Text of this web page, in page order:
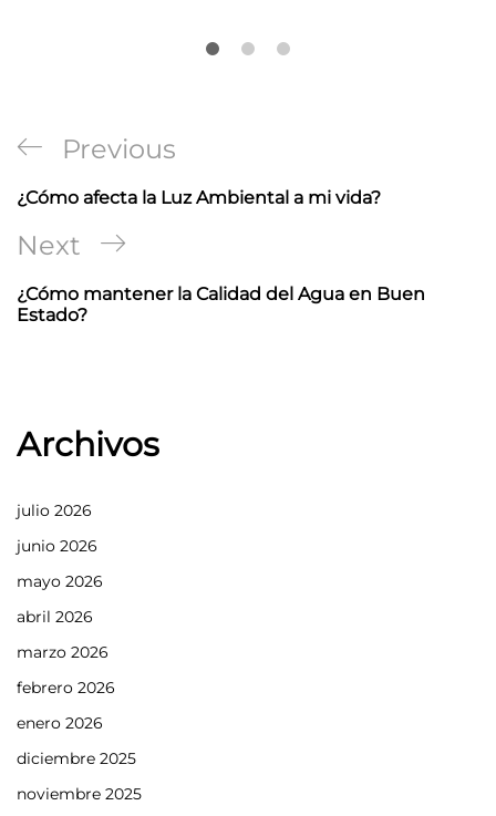
Navegación
de
entradas
Previous
Post
Previous
¿Cómo afecta la Luz Ambiental a mi vida?
Next
Post
Next
¿Cómo mantener la Calidad del Agua en Buen
Estado?
Archivos
julio 2026
junio 2026
mayo 2026
abril 2026
marzo 2026
febrero 2026
enero 2026
diciembre 2025
noviembre 2025